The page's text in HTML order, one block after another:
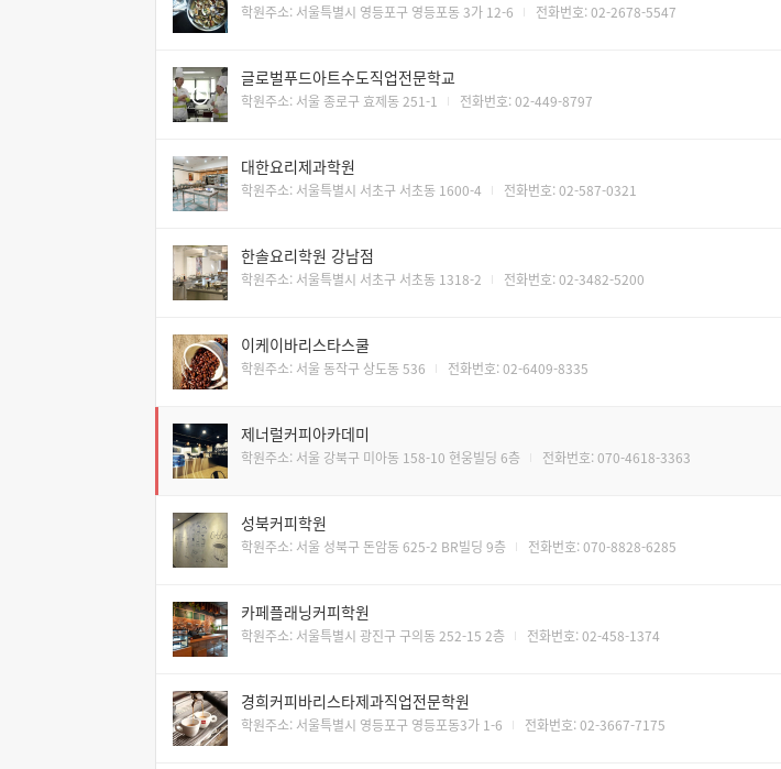
학원주소: 서울특별시 영등포구 영등포동 3가 12-6 전화번호: 02-2678-5547
글로벌푸드아트수도직업전문학교
학원주소: 서울 종로구 효제동 251-1 전화번호: 02-449-8797
대한요리제과학원
학원주소: 서울특별시 서초구 서초동 1600-4 전화번호: 02-587-0321
한솔요리학원 강남점
학원주소: 서울특별시 서초구 서초동 1318-2 전화번호: 02-3482-5200
이케이바리스타스쿨
학원주소: 서울 동작구 상도동 536 전화번호: 02-6409-8335
제너럴커피아카데미
학원주소: 서울 강북구 미아동 158-10 현웅빌딩 6층 전화번호: 070-4618-3363
성북커피학원
학원주소: 서울 성북구 돈암동 625-2 BR빌딩 9층 전화번호: 070-8828-6285
카페플래닝커피학원
학원주소: 서울특별시 광진구 구의동 252-15 2층 전화번호: 02-458-1374
경희커피바리스타제과직업전문학원
학원주소: 서울특별시 영등포구 영등포동3가 1-6 전화번호: 02-3667-7175